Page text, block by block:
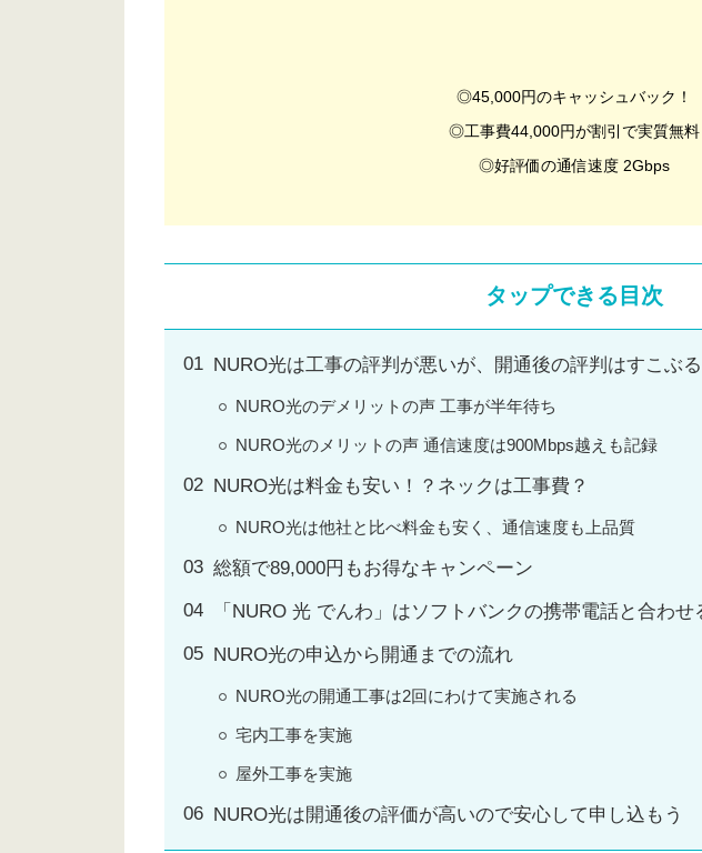
◎45,000円のキャッシュバック！
◎工事費44,000円が割引で実質無料
◎好評価の通信速度 2Gbps
タップできる目次
NURO光は工事の評判が悪いが、開通後の評判はすこぶ
NURO光のデメリットの声 工事が半年待ち
NURO光のメリットの声 通信速度は900Mbps越えも記録
NURO光は料金も安い！？ネックは工事費？
NURO光は他社と比べ料金も安く、通信速度も上品質
総額で89,000円もお得なキャンペーン
「NURO 光 でんわ」はソフトバンクの携帯電話と合わ
NURO光の申込から開通までの流れ
NURO光の開通工事は2回にわけて実施される
宅内工事を実施
屋外工事を実施
NURO光は開通後の評価が高いので安心して申し込もう